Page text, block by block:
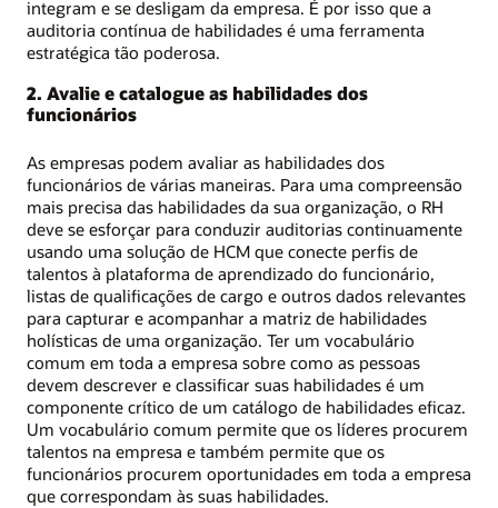
integram e se desligam da empresa. É por isso que a
auditoria contínua de habilidades é uma ferramenta
estratégica tão poderosa.
2. Avalie e catalogue as habilidades dos
funcionários
As empresas podem avaliar as habilidades dos
funcionários de várias maneiras. Para uma compreensão
mais precisa das habilidades da sua organização, o RH
deve se esforçar para conduzir auditorias continuamente
usando uma solução de HCM que conecte perfis de
talentos à plataforma de aprendizado do funcionário,
listas de qualificações de cargo e outros dados relevantes
para capturar e acompanhar a matriz de habilidades
holísticas de uma organização. Ter um vocabulário
comum em toda a empresa sobre como as pessoas
devem descrever e classificar suas habilidades é um
componente crítico de um catálogo de habilidades eficaz.
Um vocabulário comum permite que os líderes procurem
talentos na empresa e também permite que os
funcionários procurem oportunidades em toda a empresa
que correspondam às suas habilidades.